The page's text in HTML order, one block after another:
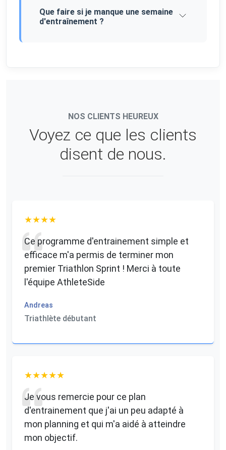
Que faire si je manque une semaine
d'entraînement ?
NOS CLIENTS HEUREUX
Voyez ce que les clients
disent de nous.
Ce programme d'entrainement simple et
efficace m'a permis de terminer mon
premier Triathlon Sprint ! Merci à toute
l'équipe AthleteSide
Andreas
Triathlète débutant
Je vous remercie pour ce plan
d'entrainement que j'ai un peu adapté à
mon planning et qui m'a aidé à atteindre
mon objectif.